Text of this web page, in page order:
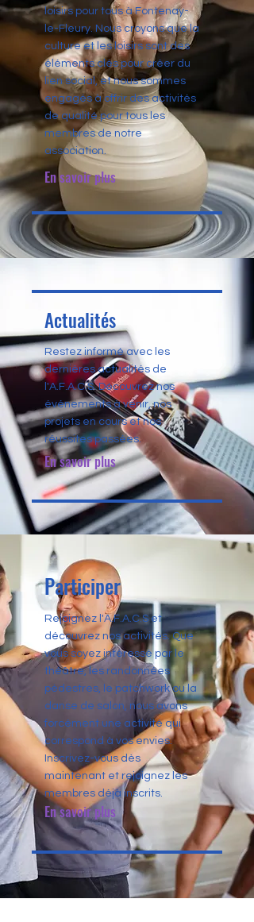
loisirs pour tous à Fontenay-
le-Fleury. Nous croyons que la
culture et les loisirs sont des
éléments clés pour créer du
lien social, et nous sommes
engagés à offrir des activités
de qualité pour tous les
membres de notre
association.
En savoir plus
Actualités
Restez informé avec les
dernières actualités de
l'A.F.A.C.S. Découvrez nos
événements à venir, nos
projets en cours et nos
réussites passées.
En savoir plus
Participer
Rejoignez l'A.F.A.C.S et
découvrez nos activités. Que
vous soyez intéressé par le
théâtre, les randonnées
pédestres, le patchwork ou la
danse de salon, nous avons
forcément une activité qui
correspond à vos envies.
Inscrivez-vous dès
maintenant et rejoignez les
membres déjà inscrits.
En savoir plus